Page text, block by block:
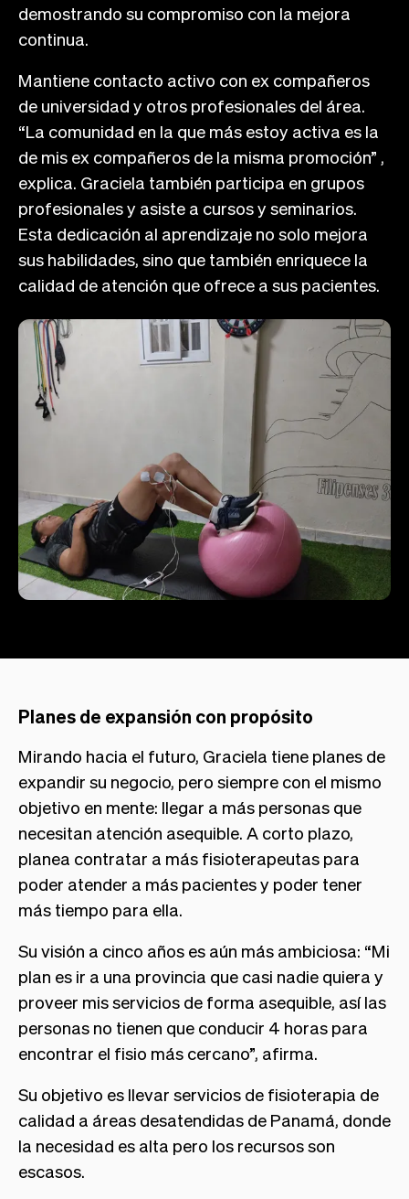
demostrando su compromiso con la mejora
continua.
Mantiene contacto activo con ex compañeros
de universidad y otros profesionales del área.
“La comunidad en la que más estoy activa es la
de mis ex compañeros de la misma promoción” ,
explica. Graciela también participa en grupos
profesionales y asiste a cursos y seminarios.
Esta dedicación al aprendizaje no solo mejora
sus habilidades, sino que también enriquece la
calidad de atención que ofrece a sus pacientes.
Planes de expansión con propósito
Mirando hacia el futuro, Graciela tiene planes de
expandir su negocio, pero siempre con el mismo
objetivo en mente: llegar a más personas que
necesitan atención asequible. A corto plazo,
planea contratar a más fisioterapeutas para
poder atender a más pacientes y poder tener
más tiempo para ella.
Su visión a cinco años es aún más ambiciosa: “Mi
plan es ir a una provincia que casi nadie quiera y
proveer mis servicios de forma asequible, así las
personas no tienen que conducir 4 horas para
encontrar el fisio más cercano”, afirma.
Su objetivo es llevar servicios de fisioterapia de
calidad a áreas desatendidas de Panamá, donde
la necesidad es alta pero los recursos son
escasos.